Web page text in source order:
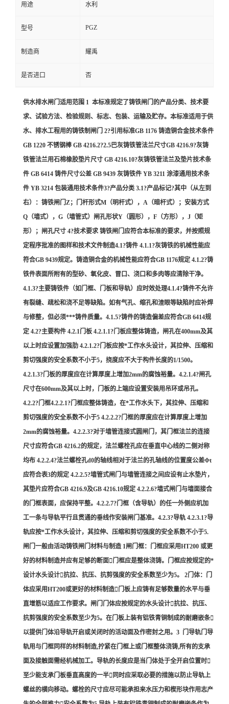
用途 水利
型号 PGZ
制造商 耀禹
是否进口 否
供水排水闸门适用范围 1 本标准规定了铸铁闸门的产品分类、技术要
求、试验方法、检验规则、标志、包装、运输及贮存。本标准适用于供
水、排水工程用的铸铁制闸门 2?引用标准GB 1176 铸造铜合金技术条件
GB 1220 不锈钢棒 GB 4216.2?2.5巴灰铸铁管法兰尺寸GB 4216.9?灰铸
铁管法兰用石棉橡胶垫片尺寸 GB 4216.10?灰铸铁管法兰及垫片技术条
件 GB 6414 铸件尺寸公差 GB 9439 灰铸铁件 YB 3211 涂漆通用技术条
件 YB 3214 包装通用技术条件3?产品分类 3.1?产品标记?其中（从左到
右）：铸铁闸门Z；门杆形式M（明杆式），A（暗杆式）；安装方式
Q（墙式），G（墙管式）闸孔形状Y（圆形），F（方形），J（矩
形）；闸孔尺寸 4?技术要求 铸铁闸门应符合本标准的要求，并按照规
定程序批准的图样和技术文件制造4.1?铸件 4.1.1?灰铸铁的机械性能应
符合GB 9439规定。铸造铜合金的机械性能应符合GB 1176规定 4.1.2?铸
铁件表面所附有的型砂、氧化皮、冒口、浇口和多肉等应清除干净。
4.1.3?主要铸铁件（如门框、门板和导轨）应时效处理4.1.4?铸件不允许
有裂缝、疏松和浇不足等缺陷。如有气孔、缩孔和渣眼等缺陷时应补焊
与修整，但必须***铸件质量。4.1.5?铸件的铸造偏差应符合GB 6414规
定 4.2?主要构件 4.2.1门板 4.2.1.1?门板应整体铸造，闸孔在400mm及其
以上时应设置加强肋 4.2.1.2?门板应按*工作水头设计，其拉伸、压缩和
剪切强度的安全系数不小于5，挠度应不大于构件长度的1/1500。
4.2.1.3?门板的厚度应在计算厚度上增加2mm的腐蚀裕量。4.2.1.4?闸孔
尺寸在600mm及其以上时，门板的上端应设置安装用吊环或吊孔。
4.2.2?门框4.2.2.1?门框应整体铸造，在*工作水头下，其拉伸、压缩和
剪切强度的安全系数不小于5 4.2.2.2?门框的厚度应在计算厚度上增加
2mm的腐蚀裕量。4.2.2.3?对于墙管连接式圆闸门，其门框法兰的连接
尺寸应符合GB 4216.2的规定，法兰螺栓孔应在垂直中心线的二侧对称
均布 4.2.2.4?法兰螺栓孔d0的轴线相对于法兰的孔轴线的位置度公差Φt
应符合表3的规定 4.2.2.5?墙管式闸门与墙管连接之间应设有止水垫片，
其垫片应符合GB 4216.9及GB 4216.10规定 4.2.2.6?墙式闸门与墙面接合
的门框表面，应保持平整。4.2.2.7?门框（含导轨）的任一外侧应机加
工一条与导轨平行且贯通的垂线作安装闸门基准。4.2.3?导轨 4.2.3.1?导
轨应按*工作水头设计，其拉伸、压缩和剪切强度的安全系数不小于5.
闸门一般由活动铸铁闸门材料与制造 1闸门框：门框应采用HT200 或更
好的材料制造并应有足够的断面门框应是整体浇铸。门框应按规定的*
设计水头设计抗拉、抗压、抗剪强度的安全系数至少为5。 2门体：门
体应采用HT200或更好的材料制造门板上应铸有足够数量的水平与垂
直增筋以适应工作要求。闸门门体应按规定的水头设计抗拉、抗压、
抗剪强度的安全系数至少为5。在门板上装有铝铁青铜制成的耐磨嵌条
以提供门体沿导轨开启或关闭时的活动面及作密封之用。3 门导轨门导
轨用与门框同样的材料制造,拧紧在门框上或门框整体浇铸,所有的支承
面及接触面需经机械加工。导轨的长度应是当门体处于全开启位置时
至少能支承门板垂直高度的一半同时应采取必要的措施以防止导轨上
螺丝的横向移动。螺栓的尺寸应尽可能承担来水压力和楔形块作用志产